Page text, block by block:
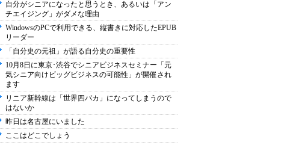
自分がシニアになったと思うとき、あるいは「アン
チエイジング」がダメな理由
WindowsのPCで利用できる、縦書きに対応したEPUB
リーダー
「自分史の元祖」が語る自分史の重要性
10月8日に東京･渋谷でシニアビジネスセミナー「元
気シニア向けビッグビジネスの可能性」が開催され
ます
リニア新幹線は「世界四バカ」になってしまうので
はないか
昨日は名古屋にいました
ここはどこでしょう